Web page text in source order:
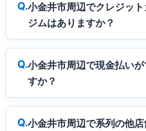
小金井市周辺でクレジッ
ジムはありますか？
小金井市周辺で現金払い
すか？
小金井市周辺で系列の他